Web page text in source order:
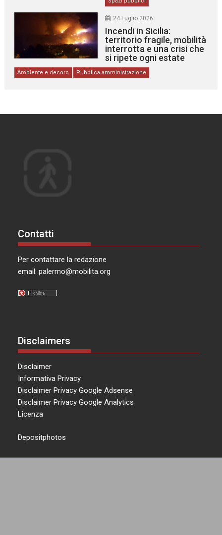
24 Luglio 2026
Incendi in Sicilia:
territorio fragile, mobilità
interrotta e una crisi che
si ripete ogni estate
Ambiente e decoro Pubblica amministrazione
Contatti
Per contattare la redazione
email:palermo@mobilita.org
Disclaimers
Disclaimer
Informativa Privacy
Disclaimer Privacy Google Adsense
Disclaimer Privacy Google Analytics
Licenza
Depositphotos